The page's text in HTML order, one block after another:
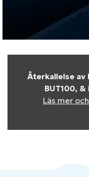
Återkallelse av
BUT100, &
Läs mer